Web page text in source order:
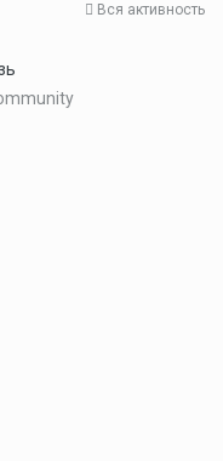
Вся активность